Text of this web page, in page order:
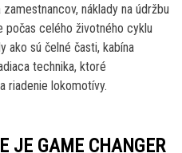
náklady na údržbu
počas celého životného cyklu
ako sú čelné časti, kabína
technika, ktoré
riadenie lokomotívy.
JE GAME CHANGER